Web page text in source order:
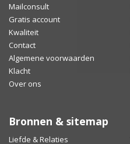
Mailconsult
Gratis account
Kwaliteit
Contact
Algemene voorwaarden
Klacht
Over ons
Bronnen & sitemap
Liefde & Relaties